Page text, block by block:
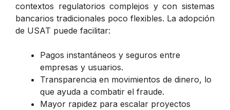
contextos regulatorios complejos y con sistemas
bancarios tradicionales poco flexibles. La adopción
de USAT puede facilitar:
Pagos instantáneos y seguros entre
empresas y usuarios.
Transparencia en movimientos de dinero, lo
que ayuda a combatir el fraude.
Mayor rapidez para escalar proyectos